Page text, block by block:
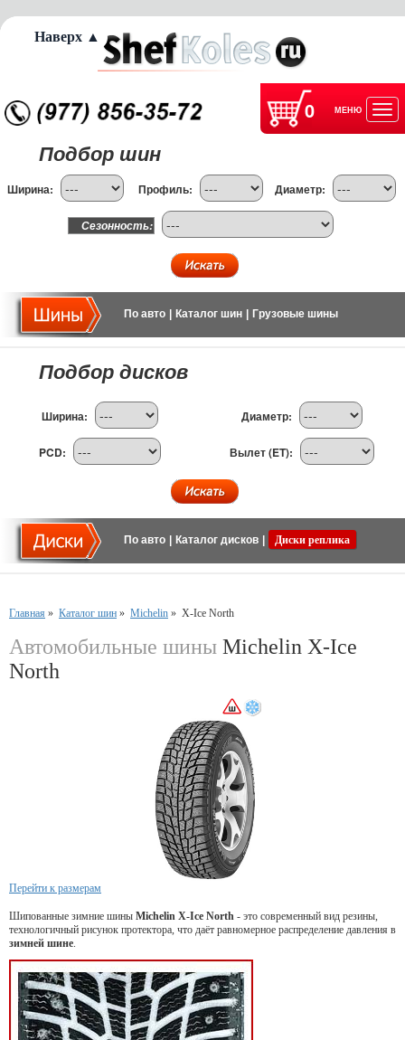
0 МЕНЮ
Подбор шин
Ширина: Профиль: Диаметр:
Сезонность:
По авто Каталог шин Грузовые шины
Подбор дисков
Ширина: Диаметр:
PCD: Вылет (ET):
По авто Каталог дисков Диски реплика
Главная » Каталог шин » Michelin » X-Ice North
Автомобильные шины Michelin X-Ice
North
Перейти к размерам
Шипованные зимние шины Michelin X-Ice North - это современный вид резины,
технологичный рисунок протектора, что даёт равномерное распределение давления в
зимней шине.
Наверх ▲